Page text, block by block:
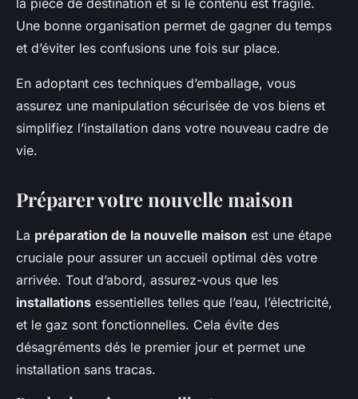
la pièce de destination et si le contenu est fragile.
Une bonne organisation permet de gagner du temps
et d’éviter les confusions une fois sur place.
En adoptant ces techniques d’emballage, vous
assurez une manipulation sécurisée de vos biens et
simplifiez l’installation dans votre nouveau cadre de
vie.
Préparer votre nouvelle maison
La préparation de la nouvelle maison est une étape
cruciale pour assurer un accueil optimal dès votre
arrivée. Tout d’abord, assurez-vous que les
installations essentielles telles que l’eau, l’électricité,
et le gaz sont fonctionnelles. Cela évite des
désagréments dés le premier jour et permet une
installation sans tracas.